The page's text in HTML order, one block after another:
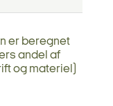
er beregnet
andel af
og materiel)